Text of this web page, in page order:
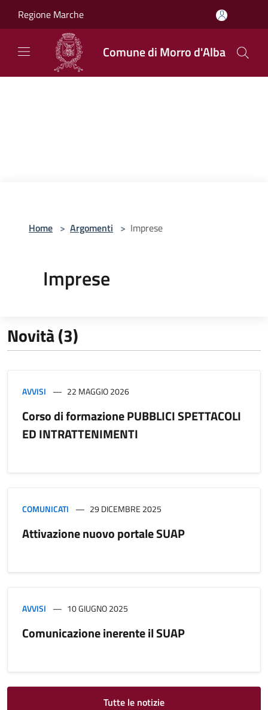
Regione Marche
Comune di Morro d'Alba
Home > Argomenti > Imprese
Imprese
Novità (3)
AVVISI 22 MAGGIO 2026
Corso di formazione PUBBLICI SPETTACOLI
ED INTRATTENIMENTI
COMUNICATI 29 DICEMBRE 2025
Attivazione nuovo portale SUAP
AVVISI 10 GIUGNO 2025
Comunicazione inerente il SUAP
Tutte le notizie